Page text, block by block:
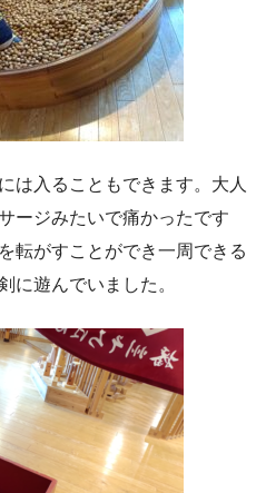
は入ることもできます。大人
ージみたいで痛かったです
転がすことができ一周できる
に遊んでいました。